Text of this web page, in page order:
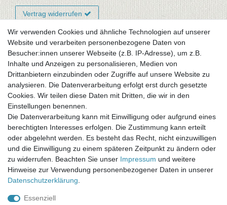
Vertrag widerrufen
Newsletter-Anmeldung
FAQ / Fragen
Mein Warenkorb
Mein Merkzettel
Mein Konto
UNSER LADENGESCHÄFT
Gottlieb-Daimler-Str. 10
33334 Gütersloh
ÖFFNUNGSZEITEN
Montag - Dienstag: 8.00 - 18.00 Uhr, Mittwoch Ruhetag,
Donnerstag: 8.00 - 18.00 Uhr, Freitag 8.00 - 14.00 Uhr
Wir verwenden Cookies und ähnliche Technologien auf unserer
Website und verarbeiten personenbezogene Daten von
Besucher:innen unserer Webseite (z.B. IP-Adresse), um z.B.
Inhalte und Anzeigen zu personalisieren, Medien von
Drittanbietern einzubinden oder Zugriffe auf unsere Website zu
analysieren. Die Datenverarbeitung erfolgt erst durch gesetzte
Cookies. Wir teilen diese Daten mit Dritten, die wir in den
Einstellungen benennen.
Die Datenverarbeitung kann mit Einwilligung oder aufgrund eines
berechtigten Interesses erfolgen. Die Zustimmung kann erteilt
oder abgelehnt werden. Es besteht das Recht, nicht einzuwilligen
und die Einwilligung zu einem späteren Zeitpunkt zu ändern oder
zu widerrufen. Beachten Sie unser Impressum und weitere
Hinweise zur Verwendung personenbezogener Daten in unserer
Daten­schutz­erklärung
Essenziell